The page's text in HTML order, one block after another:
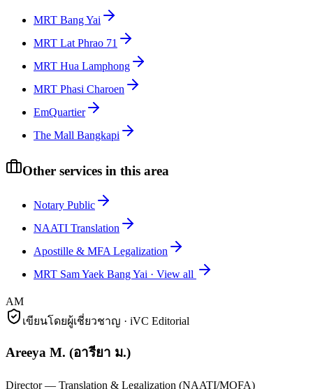
MRT Bang Yai
MRT Lat Phrao 71
MRT Hua Lamphong
MRT Phasi Charoen
EmQuartier
The Mall Bangkapi
Other services in this area
Notary Public
NAATI Translation
Apostille & MFA Legalization
MRT Sam Yaek Bang Yai · View all
AM
เขียนโดยผู้เชี่ยวชาญ · iVC Editorial
Areeya M. (อารียา ม.)
Director — Translation & Legalization (NAATI/MOFA)